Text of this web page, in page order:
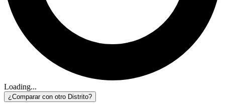
Loading...
¿Comparar con otro Distrito?